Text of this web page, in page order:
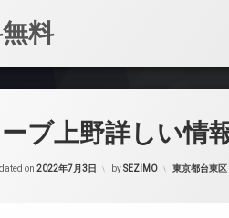
料
ブ上野詳しい情
on 2022年7月3日 bySEZIMO カテゴリー:
東京都台東区